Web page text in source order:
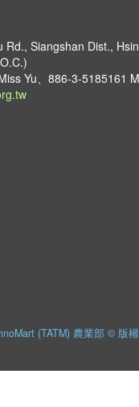
Rd., Siangshan Dist.,
Yu、886-3-5185161
(TATM) 農業部 © 版